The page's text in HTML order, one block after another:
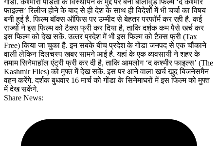
फाइल्‍स’ रिलीज होने के बाद से ही देश के साथ ही विदेशों में भी चर्चा का विषय
बनी हुई है. फिल्‍म बॉक्‍स ऑफिस पर उम्‍मीद से बेहतर परफॉर्म कर रही है. कई
राज्‍यों ने इस फिल्‍म को टैक्‍स फ्री कर दिया है, ताकि दर्शक कम पैसे खर्च कर
इस फिल्‍म को देख सकें. उत्‍तर प्रदेश में भी इस फिल्‍म को टैक्‍स फ्री (Tax
Free) किया जा चुका है. इन सबके बीच प्रदेश के गोंडा जनपद से एक चौंकाने
वाली लेकिन दिलचस्‍प खबर सामने आई है. यहां के एक व्‍यवसायी ने शहर के
तमाम सिनेमाहॉल एंट्री फ्री कर दी है, ताकि आमलोग ‘द कश्‍मीर फाइल्‍स’ (The
Kashmir Files) को मुफ्त में देख सकें. इस पर आने वाला खर्च खुद बिजनेसमैन
वहन करेंगे. दर्शक बुधवार 16 मार्च को गोंडा के सिनेमाघरों में इस फिल्‍म को मुफ्त
में देख सकेंगे.
Share News: